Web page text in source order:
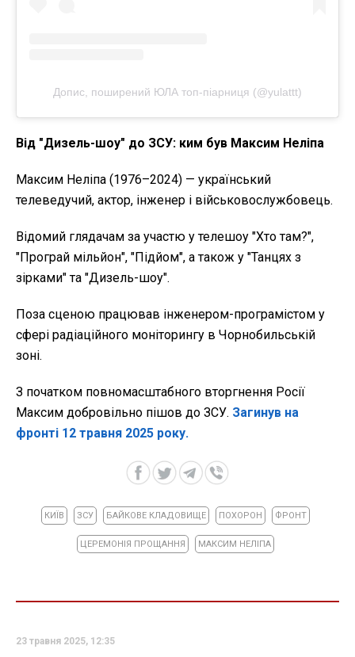
Допис, поширений ЮЛА топ-піарниця (@yulattt)
Від "Дизель-шоу" до ЗСУ: ким був Максим Неліпа
Максим Неліпа (1976–2024) — український
телеведучий, актор, інженер і військовослужбовець.
Відомий глядачам за участю у телешоу "Хто там?",
"Програй мільйон", "Підйом", а також у "Танцях з
зірками" та "Дизель-шоу".
Поза сценою працював інженером-програмістом у
сфері радіаційного моніторингу в Чорнобильській
зоні.
З початком повномасштабного вторгнення Росії
Максим добровільно пішов до ЗСУ. Загинув на
фронті 12 травня 2025 року.
КИЇВ ЗСУ БАЙКОВЕ КЛАДОВИЩЕ ПОХОРОН ФРОНТ
ЦЕРЕМОНІЯ ПРОЩАННЯ МАКСИМ НЕЛІПА
23 травня 2025, 12:35